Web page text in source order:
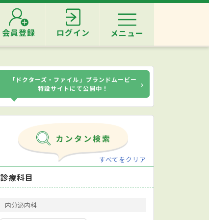
会員登録 ログイン メニュー
「ドクターズ・ファイル」ブランドムービー
特設サイトにて公開中！
›
すべてをクリア
診療科目
内分泌内科